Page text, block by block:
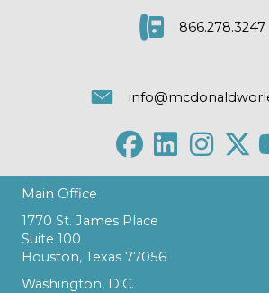
866.278.3247
Main Office
1770 St. James Place
Suite 100
Houston, Texas 77056
Washington, D.C.